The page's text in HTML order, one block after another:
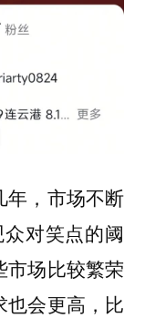
年，市场不断
众对笑点的阈
市场比较繁荣
也会更高，比